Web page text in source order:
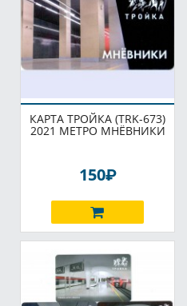
КАРТА ТРОЙКА (TRK-673)
2021 МЕТРО МНЁВНИКИ
150P